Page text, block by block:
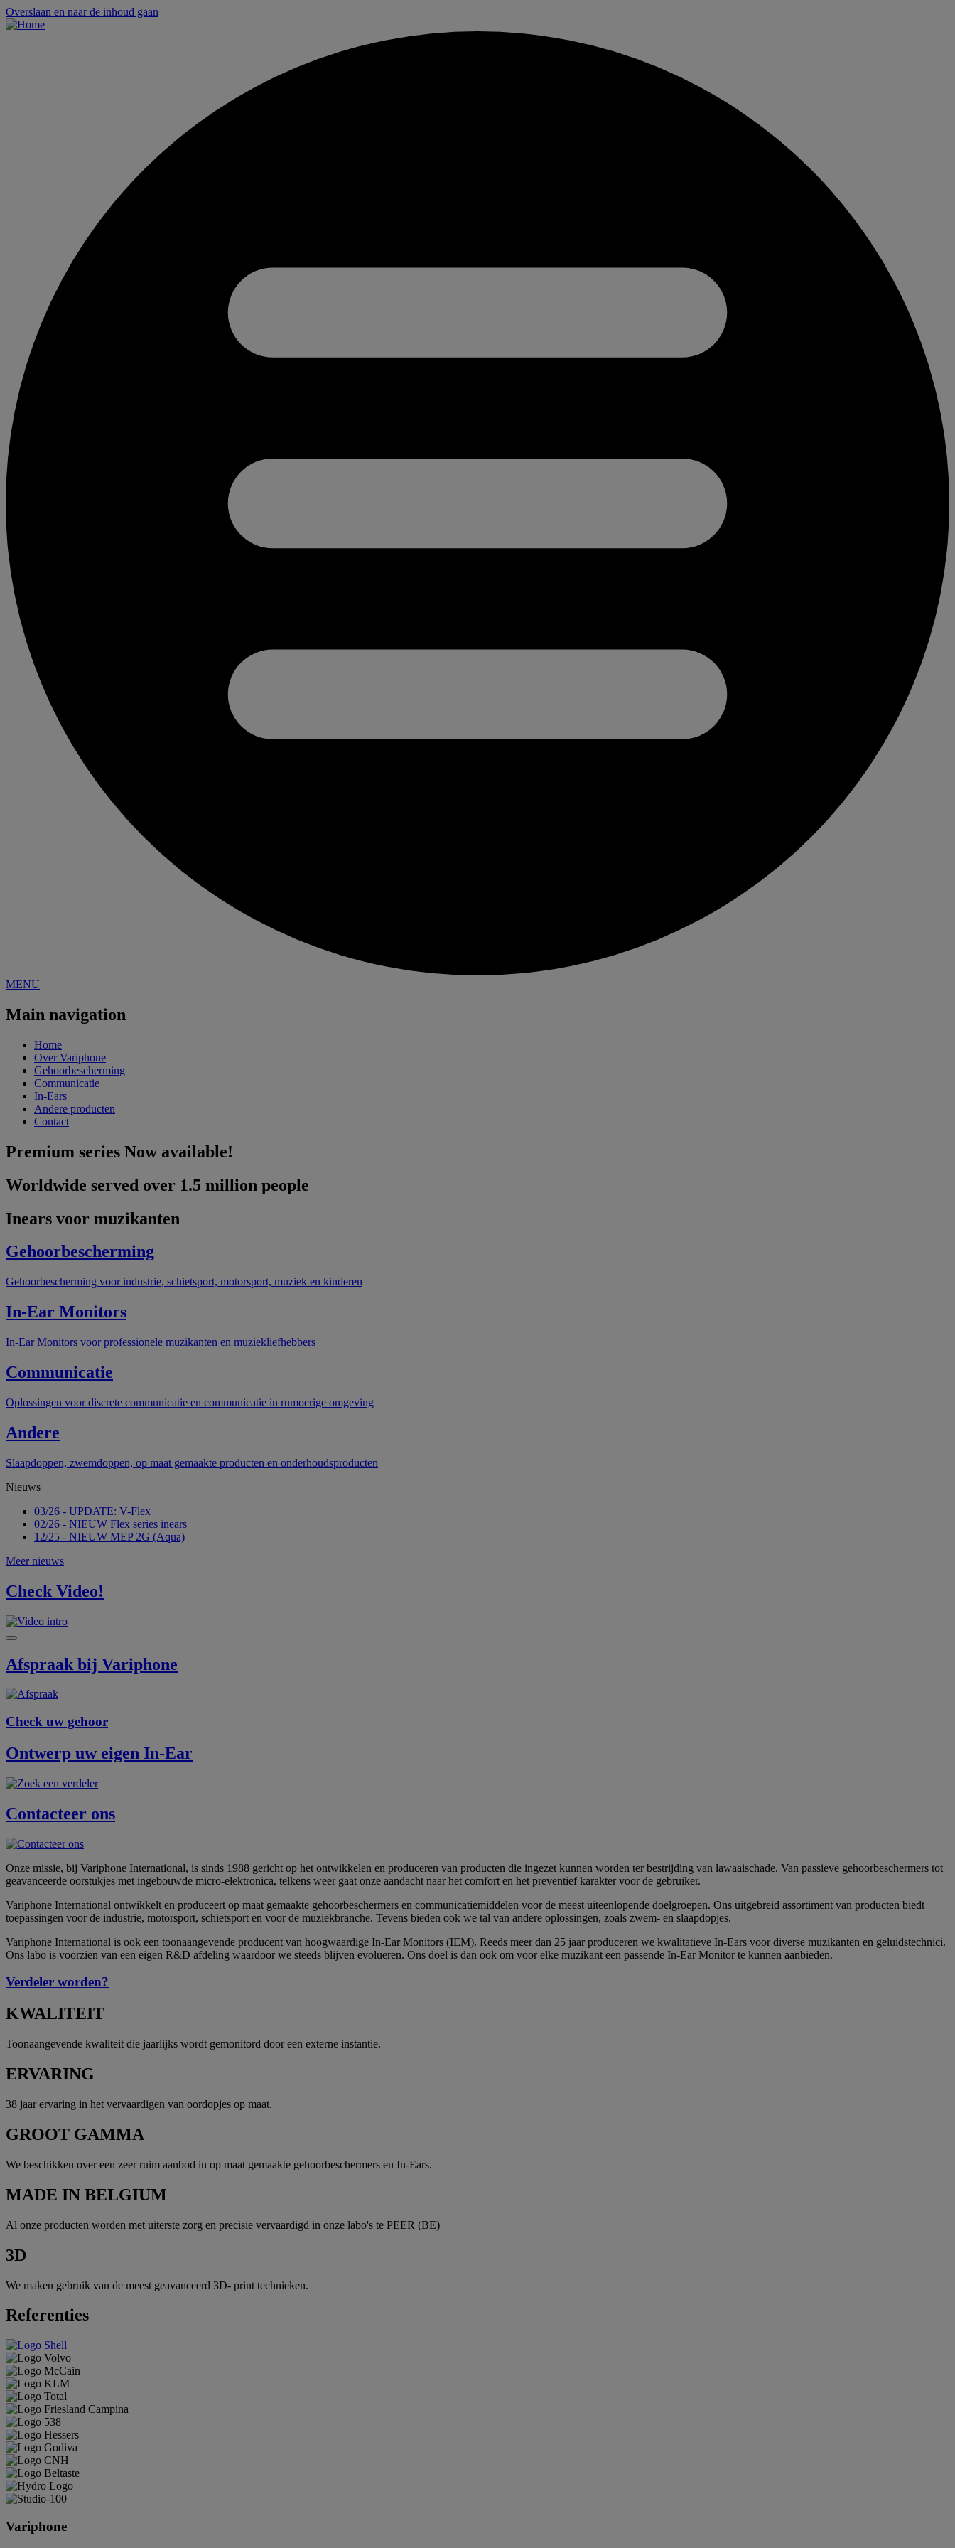
Overslaan en naar de inhoud gaan
MENU
Main navigation
Home
Over Variphone
Gehoorbescherming
Communicatie
In-Ears
Andere producten
Contact
Premium series Now available!
Worldwide served over 1.5 million people
Inears voor muzikanten
Gehoorbescherming
Gehoorbescherming voor industrie, schietsport, motorsport, muziek en kinderen
In-Ear Monitors
In-Ear Monitors voor professionele muzikanten en muziekliefhebbers
Communicatie
Oplossingen voor discrete communicatie en communicatie in rumoerige omgeving
Andere
Slaapdoppen, zwemdoppen, op maat gemaakte producten en onderhoudsproducten
Nieuws
03/26 - UPDATE: V-Flex
02/26 - NIEUW Flex series inears
12/25 - NIEUW MEP 2G (Aqua)
Meer nieuws
Check Video!
Afspraak bij Variphone
Check uw gehoor
Ontwerp uw eigen In-Ear
Contacteer ons
Onze missie, bij Variphone International, is sinds 1988 gericht op het ontwikkelen en produceren van producten die ingezet kunnen worden ter bestrijding van lawaaischade. Van passieve gehoorbeschermers tot
geavanceerde oorstukjes met ingebouwde micro-elektronica, telkens weer gaat onze aandacht naar het comfort en het preventief karakter voor de gebruiker.
Variphone International ontwikkelt en produceert op maat gemaakte gehoorbeschermers en communicatiemiddelen voor de meest uiteenlopende doelgroepen. Ons uitgebreid assortiment van producten biedt
toepassingen voor de industrie, motorsport, schietsport en voor de muziekbranche. Tevens bieden ook we tal van andere oplossingen, zoals zwem- en slaapdopjes.
Variphone International is ook een toonaangevende producent van hoogwaardige In-Ear Monitors (IEM). Reeds meer dan 25 jaar produceren we kwalitatieve In-Ears voor diverse muzikanten en geluidstechnici.
Ons labo is voorzien van een eigen R&D afdeling waardoor we steeds blijven evolueren. Ons doel is dan ook om voor elke muzikant een passende In-Ear Monitor te kunnen aanbieden.
Verdeler worden?
KWALITEIT
Toonaangevende kwaliteit die jaarlijks wordt gemonitord door een externe instantie.
ERVARING
38 jaar ervaring in het vervaardigen van oordopjes op maat.
GROOT GAMMA
We beschikken over een zeer ruim aanbod in op maat gemaakte gehoorbeschermers en In-Ears.
MADE IN BELGIUM
Al onze producten worden met uiterste zorg en precisie vervaardigd in onze labo's te PEER (BE)
3D
We maken gebruik van de meest geavanceerd 3D- print technieken.
Referenties
Variphone